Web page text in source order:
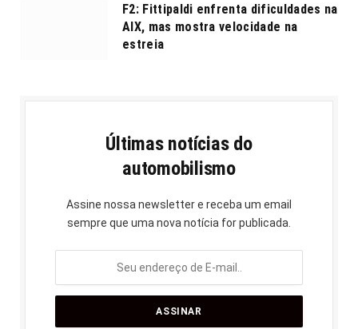
F2: Fittipaldi enfrenta dificuldades na
AIX, mas mostra velocidade na
estreia
Últimas notícias do
automobilismo
Assine nossa newsletter e receba um email
sempre que uma nova notícia for publicada.